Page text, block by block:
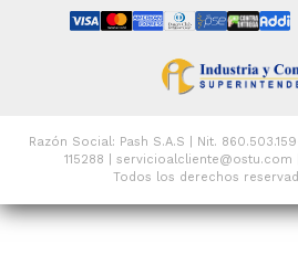
Razón Social: Pash S.A.S | Nit.
115288 |
Todos los derechos